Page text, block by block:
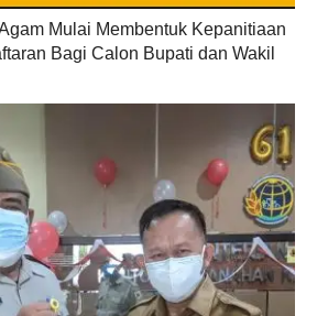
Mulai Membentuk Kepanitiaan
Bagi Calon Bupati dan Wakil